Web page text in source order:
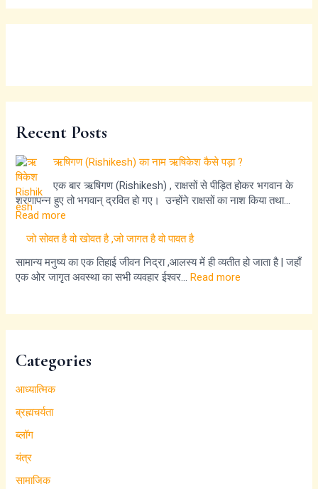
Recent Posts
ऋषिगण (Rishikesh) का नाम ऋषिकेश कैसे पड़ा ?
एक बार ऋषिगण (Rishikesh) , राक्षसों से पीड़ित होकर भगवान के
शरणापन्न हुए तो भगवान् द्रवित हो गए। उन्होंने राक्षसों का नाश किया तथा…
Read more
जो सोवत है वो खोवत है ,जो जागत है वो पावत है
सामान्य मनुष्य का एक तिहाई जीवन निद्रा ,आलस्य में ही व्यतीत हो जाता है | जहाँ
एक ओर जागृत अवस्था का सभी व्यवहार ईश्वर…Read more
Categories
आध्यात्मिक
ब्रह्मचर्यता
ब्लॉग
यंत्र
सामाजिक